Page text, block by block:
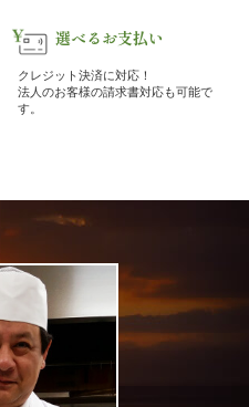
選べるお支払い
クレジット決済に対応！
法人のお客様の請求書対応も可能で
す。